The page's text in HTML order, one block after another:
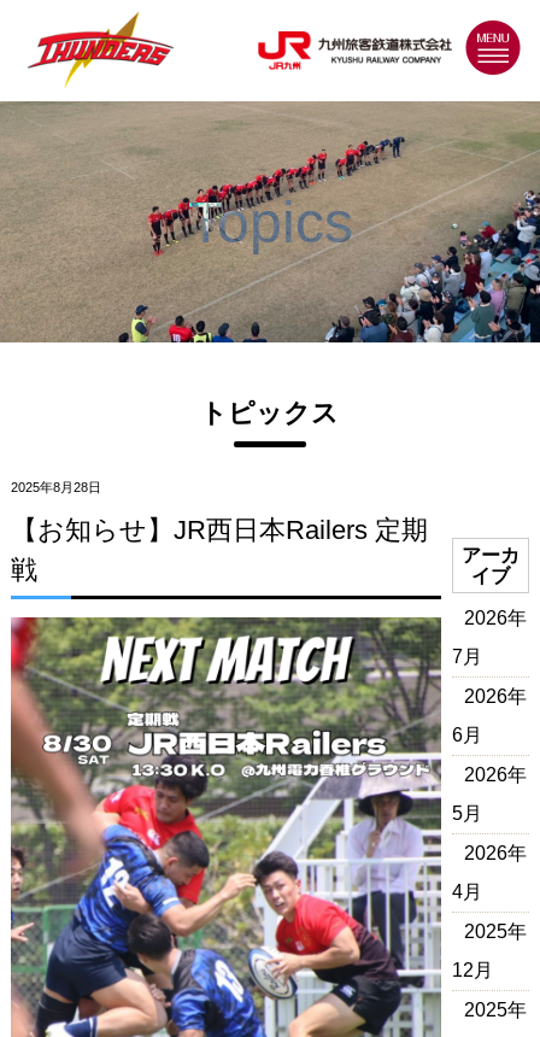
MENU
Topics
トピックス
2025年8月28日
【お知らせ】JR西日本Railers 定期
戦
アーカ
イブ
2026年
7月
2026年
6月
2026年
5月
2026年
4月
2025年
12月
2025年